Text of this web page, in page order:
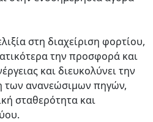
στη διαχείριση φορτίου,
την προσφορά και
και διευκολύνει την
ανανεώσιμων πηγών,
σταθερότητα και